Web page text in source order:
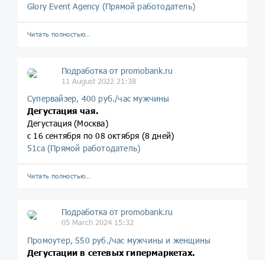
Glory Event Agency (Прямой работодатель)
Читать полностью…
Подработка от promobank.ru
11 August 2022 21:38
Супервайзер, 400 руб./час мужчины
Дегустация чая.
Дегустация (Москва)
с 16 сентября по 08 октября (8 дней)
51ca (Прямой работодатель)
Читать полностью…
Подработка от promobank.ru
05 March 2024 15:32
Промоутер, 550 руб./час мужчины и женщины
Дегустации в сетевых гипермаркетах.